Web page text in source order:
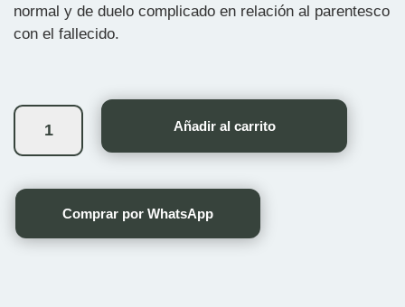
normal y de duelo complicado en relación al parentesco
con el fallecido.
Ahora
de
Presencial
Añadir al carrito
Comprar por WhatsApp